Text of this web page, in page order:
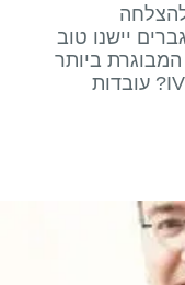
יישנו טוב
ביותר
בעולם שהצליחה להרות בעזרת IVF? עובדות